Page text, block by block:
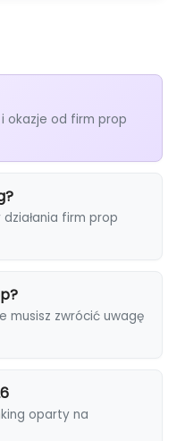
okazje od firm prop
firm prop
musisz zwrócić uwagę
oparty na